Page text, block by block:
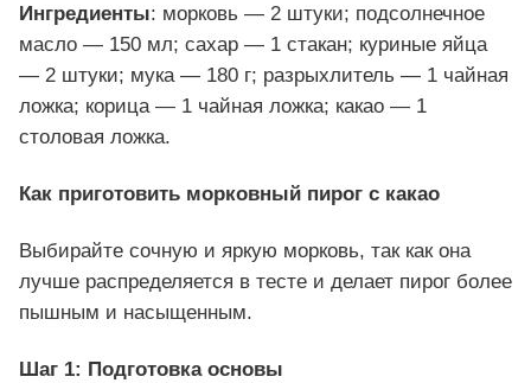
Ингредиенты: морковь — 2 штуки; подсолнечное
масло — 150 мл; сахар — 1 стакан; куриные яйца
— 2 штуки; мука — 180 г; разрыхлитель — 1 чайная
ложка; корица — 1 чайная ложка; какао — 1
столовая ложка.
Как приготовить морковный пирог с какао
Выбирайте сочную и яркую морковь, так как она
лучше распределяется в тесте и делает пирог более
пышным и насыщенным.
Шаг 1: Подготовка основы